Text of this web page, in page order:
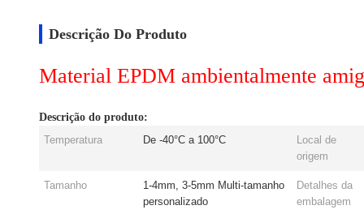
Descrição Do Produto
Material EPDM ambientalmente
Descrição do produto:
Temperatura
De -40°C a 100°C
Local de
origem
Tamanho
1-4mm, 3-5mm Multi-tamanho
personalizado
Detalhes da
embalagem